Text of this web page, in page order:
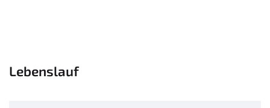
Lebenslauf